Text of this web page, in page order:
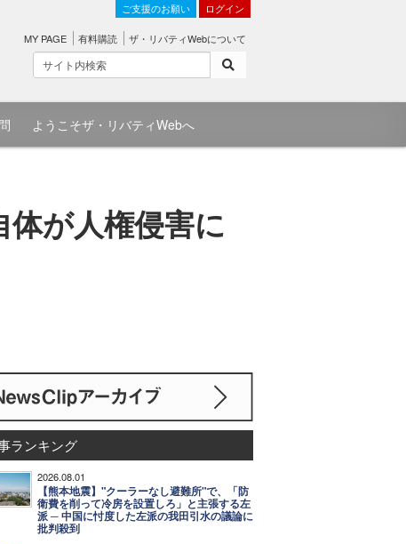
ご支援のお願い ログイン
MY PAGE 有料購読 ザ・リバティWebについて
ようこそザ・リバティWebへ
が人権侵害に
ランキング
2026.08.01
【熊本地震】"クーラーなし避難所"で、「防
衛費を削って冷房を設置しろ」と主張する左
派 ─ 中国に忖度した左派の我田引水の議論に
批判殺到